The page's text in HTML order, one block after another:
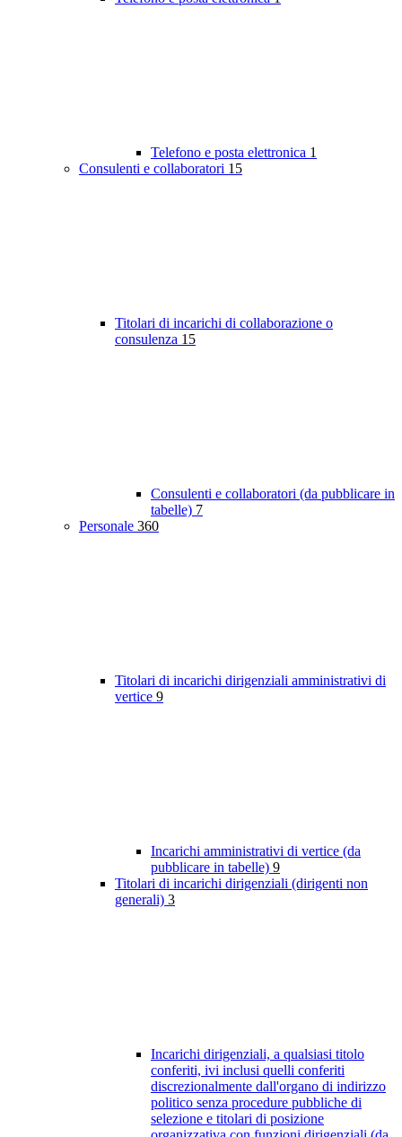
Telefono e posta elettronica 1
Consulenti e collaboratori 15
Titolari di incarichi di collaborazione o
consulenza 15
Consulenti e collaboratori (da pubblicare in
tabelle) 7
Personale 360
Titolari di incarichi dirigenziali amministrativi di
vertice 9
Incarichi amministrativi di vertice (da
pubblicare in tabelle) 9
Titolari di incarichi dirigenziali (dirigenti non
generali) 3
Incarichi dirigenziali, a qualsiasi titolo
conferiti, ivi inclusi quelli conferiti
discrezionalmente dall'organo di indirizzo
politico senza procedure pubbliche di
selezione e titolari di posizione